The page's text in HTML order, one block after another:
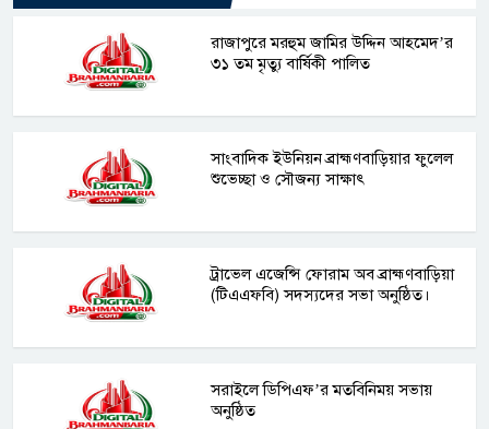
রাজাপুরে মরহুম জামির উদ্দিন আহমেদ’র
৩১ তম মৃত্যু বার্ষিকী পালিত
সাংবাদিক ইউনিয়ন ব্রাহ্মণবাড়িয়ার ফুলেল
শুভেচ্ছা ও সৌজন্য সাক্ষাৎ
ট্রাভেল এজেন্সি ফোরাম অব ব্রাহ্মণবাড়িয়া
(টিএএফবি) সদস্যদের সভা অনুষ্ঠিত।
সরাইলে ডিপিএফ’র মতবিনিময় সভায়
অনুষ্ঠিত